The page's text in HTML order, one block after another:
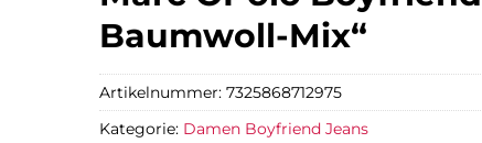
Baumwoll-Mix“
Artikelnummer: 7325868712975
Kategorie: Damen Boyfriend Jeans